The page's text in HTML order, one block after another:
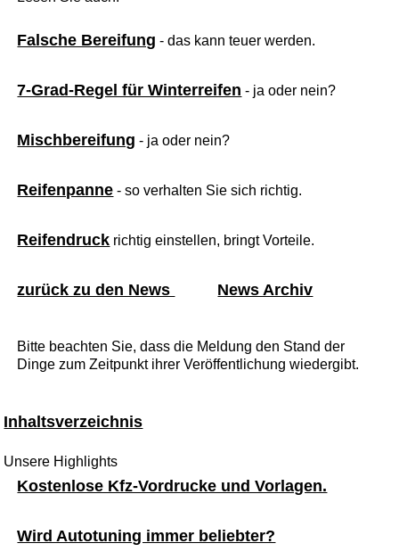
Falsche Bereifung - das kann teuer werden.
7-Grad-Regel für Winterreifen - ja oder nein?
Mischbereifung - ja oder nein?
Reifenpanne - so verhalten Sie sich richtig.
Reifendruck richtig einstellen, bringt Vorteile.
zurück zu den News News Archiv
Bitte beachten Sie, dass die Meldung den Stand der
Dinge zum Zeitpunkt ihrer Veröffentlichung wiedergibt.
Inhaltsverzeichnis
Unsere Highlights
Kostenlose Kfz-Vordrucke und Vorlagen.
Wird Autotuning immer beliebter?